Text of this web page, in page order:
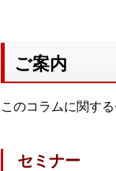
ご案内
このコラムに関す
セミナー